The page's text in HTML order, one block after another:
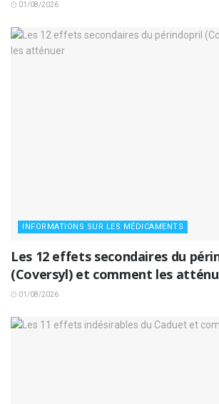
01/08/2026
INFORMATIONS SUR LES MÉDICAMENTS
Les 12 effets secondaires du
(Coversyl) et comment les
01/08/2026